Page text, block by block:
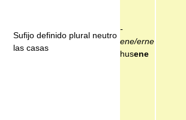
Sufijo definido plural neutro
las casas
-
ene/erne
husene